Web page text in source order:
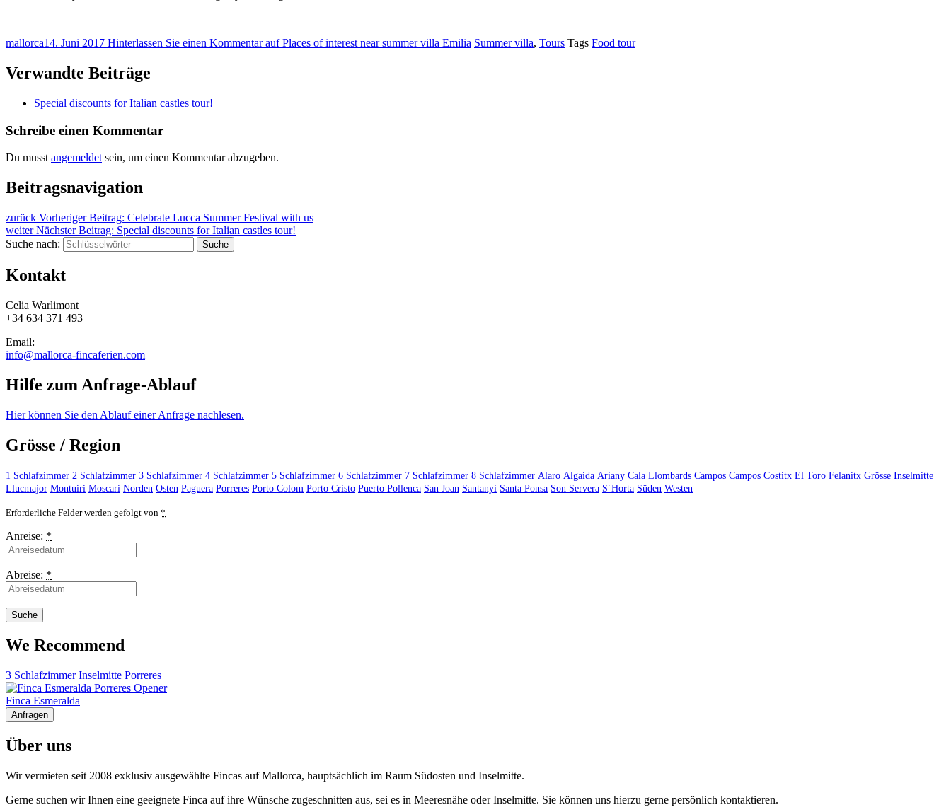
mallorca14. Juni 2017 Hinterlassen Sie einen Kommentarauf Places of interest near summer villa Emilia Summer villa, Tours Tags Food tour
Verwandte Beiträge
Special discounts for Italian castles tour!
Schreibe einen Kommentar
Du musst angemeldet sein, um einen Kommentar abzugeben.
Beitragsnavigation
zurück Vorheriger Beitrag: Celebrate Lucca Summer Festival with us
weiter Nächster Beitrag: Special discounts for Italian castles tour!
Suche nach:
Suche
Kontakt
Celia Warlimont
+34 634 371 493
Email:
info@mallorca-fincaferien.com
Hilfe zum Anfrage-Ablauf
Hier können Sie den Ablauf einer Anfrage nachlesen.
Grösse / Region
1 Schlafzimmer 2 Schlafzimmer 3 Schlafzimmer 4 Schlafzimmer 5 Schlafzimmer 6 Schlafzimmer 7 Schlafzimmer 8 Schlafzimmer Alaro Algaida Ariany Cala Llombards Campos Campos Costitx El Toro Felanitx Grösse Inselmitte
Llucmajor Montuiri Moscari Norden Osten Paguera Porreres Porto Colom Porto Cristo Puerto Pollenca San Joan Santanyi Santa Ponsa Son Servera S´Horta Süden Westen
Erforderliche Felder werden gefolgt von *
Anreise: *
Abreise: *
We Recommend
3 Schlafzimmer Inselmitte Porreres
Finca Esmeralda
Anfragen
Über uns
Wir vermieten seit 2008 exklusiv ausgewählte Fincas auf Mallorca, hauptsächlich im Raum Südosten und Inselmitte.
Gerne suchen wir Ihnen eine geeignete Finca auf ihre Wünsche zugeschnitten aus, sei es in Meeresnähe oder Inselmitte. Sie können uns hierzu gerne persönlich kontaktieren.